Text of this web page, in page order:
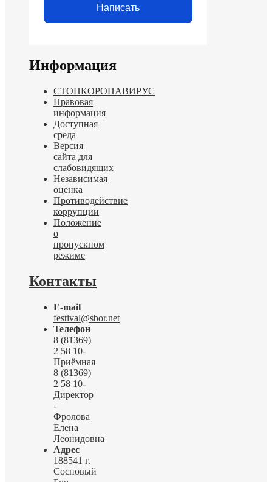
Написать
Информация
СТОПКОРОНАВИРУС
Правовая
информация
Доступная
среда
Версия
сайта для
слабовидящих
Независимая
оценка
Противодействие
коррупции
Положение
о
пропускном
режиме
Контакты
E-mail
festival@sbor.net
Телефон
8 (81369)
2 58 10-
Приёмная
8 (81369)
2 58 10-
Директор
-
Фролова
Елена
Леонидовна
Адрес
188541 г.
Сосновый